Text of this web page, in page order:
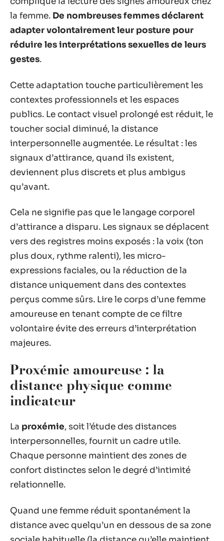
la femme. De nombreuses femmes déclarent
adapter volontairement leur posture pour
réduire les interprétations sexuelles de leurs
gestes.
Cette adaptation touche particulièrement les
contextes professionnels et les espaces
publics. Le contact visuel prolongé est réduit, le
toucher social diminué, la distance
interpersonnelle augmentée. Le résultat : les
signaux d’attirance, quand ils existent,
deviennent plus discrets et plus ambigus
qu’avant.
Cela ne signifie pas que le langage corporel
d’attirance a disparu. Les signaux se déplacent
vers des registres moins exposés : la voix (ton
plus doux, rythme ralenti), les micro-
expressions faciales, ou la réduction de la
distance uniquement dans des contextes
perçus comme sûrs. Lire le corps d’une femme
amoureuse en tenant compte de ce filtre
volontaire évite des erreurs d’interprétation
majeures.
Proxémie amoureuse : la
distance physique comme
indicateur
La proxémie, soit l’étude des distances
interpersonnelles, fournit un cadre utile.
Chaque personne maintient des zones de
confort distinctes selon le degré d’intimité
relationnelle.
Quand une femme réduit spontanément la
distance avec quelqu’un en dessous de sa zone